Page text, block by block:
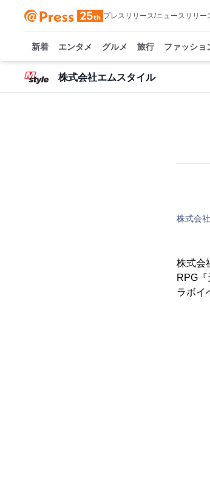
プレスリリース/ニュースリリ
新着 エンタメ グルメ 旅行 ファッショ
株式会社エムスタイル
株式会
株式会
RPG
ラボイ